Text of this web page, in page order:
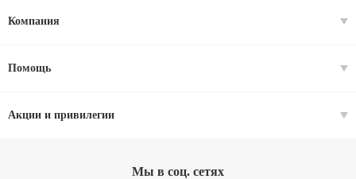
Компания
Помощь
Акции и привилегии
Мы в соц. cетях